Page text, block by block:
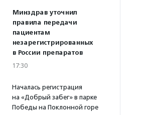
Минздрав уточнил
правила передачи
пациентам
незарегистрированных
в России препаратов
17:30
Началась регистрация
на «Добрый забег» в парке
Победы на Поклонной горе